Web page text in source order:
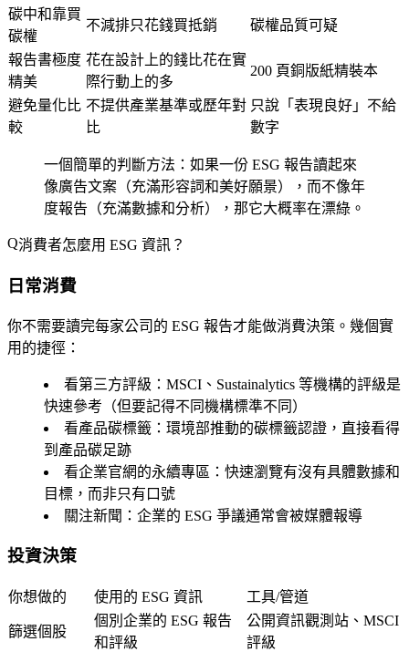
碳中和靠買
碳權
不減排只花錢買抵銷 碳權品質可疑
報告書極度
精美
花在設計上的錢比花在實
際行動上的多
200 頁銅版紙精裝本
避免量化比
較
不提供產業基準或歷年對
比
只說「表現良好」不給
數字
一個簡單的判斷方法：如果一份 ESG 報告讀起來
像廣告文案（充滿形容詞和美好願景），而不像年
度報告（充滿數據和分析），那它大概率在漂綠。
消費者怎麼用 ESG 資訊？
日常消費
你不需要讀完每家公司的 ESG 報告才能做消費決策。幾個實
用的捷徑：
看第三方評級 ：MSCI、Sustainalytics 等機構的評級是
快速參考（但要記得不同機構標準不同）
看產品碳標籤 ：環境部推動的碳標籤認證，直接看得
到產品碳足跡
看企業官網的永續專區 ：快速瀏覽有沒有具體數據和
目標，而非只有口號
關注新聞 ：企業的 ESG 爭議通常會被媒體報導
投資決策
你想做的 使用的 ESG 資訊 工具/管道
篩選個股
個別企業的 ESG 報告
和評級
公開資訊觀測站、MSCI
評級